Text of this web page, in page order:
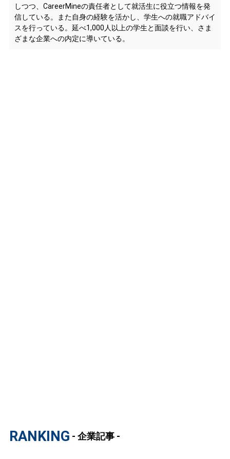
しつつ、CareerMineの責任者として就活生に役立つ情報を発
信している。また自身の経験を活かし、学生への就職アドバイ
スを行っている。延べ1,000人以上の学生と面談を行い、さま
ざまな企業への内定に導いている。
RANKING - 企業記事 -